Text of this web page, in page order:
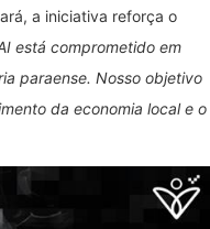
a iniciativa reforça o
está comprometido em
paraense. Nosso objetivo
da economia local e o